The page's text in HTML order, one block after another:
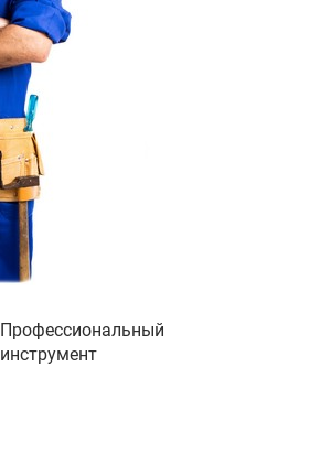
Профессиональный
инструмент